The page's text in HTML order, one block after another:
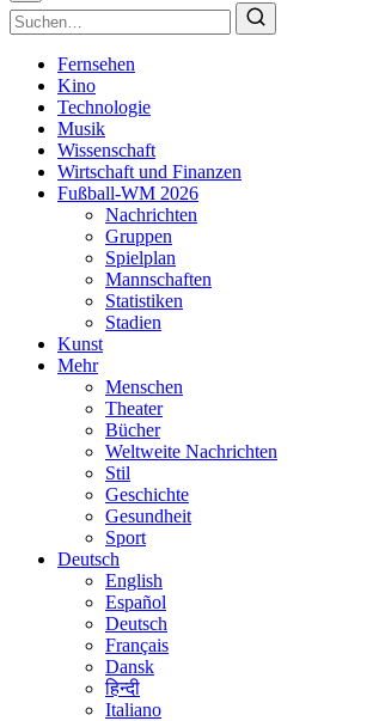
Fernsehen
Kino
Technologie
Musik
Wissenschaft
Wirtschaft und Finanzen
Fußball-WM 2026
Nachrichten
Gruppen
Spielplan
Mannschaften
Statistiken
Stadien
Kunst
Mehr
Menschen
Theater
Bücher
Weltweite Nachrichten
Stil
Geschichte
Gesundheit
Sport
Deutsch
English
Español
Deutsch
Français
Dansk
हिन्दी
Italiano